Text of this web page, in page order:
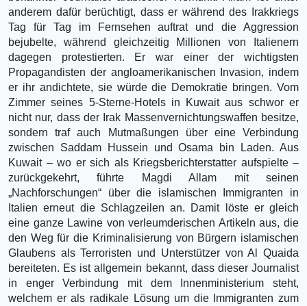
anderem dafür berüchtigt, dass er während des Irakkriegs
Tag für Tag im Fernsehen auftrat und die Aggression
bejubelte, während gleichzeitig Millionen von Italienern
dagegen protestierten. Er war einer der wichtigsten
Propagandisten der angloamerikanischen Invasion, indem
er ihr andichtete, sie würde die Demokratie bringen. Vom
Zimmer seines 5-Sterne-Hotels in Kuwait aus schwor er
nicht nur, dass der Irak Massenvernichtungswaffen besitze,
sondern traf auch Mutmaßungen über eine Verbindung
zwischen Saddam Hussein und Osama bin Laden. Aus
Kuwait – wo er sich als Kriegsberichterstatter aufspielte –
zurückgekehrt, führte Magdi Allam mit seinen
„Nachforschungen“ über die islamischen Immigranten in
Italien erneut die Schlagzeilen an. Damit löste er gleich
eine ganze Lawine von verleumderischen Artikeln aus, die
den Weg für die Kriminalisierung von Bürgern islamischen
Glaubens als Terroristen und Unterstützer von Al Quaida
bereiteten. Es ist allgemein bekannt, dass dieser Journalist
in enger Verbindung mit dem Innenministerium steht,
welchem er als radikale Lösung um die Immigranten zum